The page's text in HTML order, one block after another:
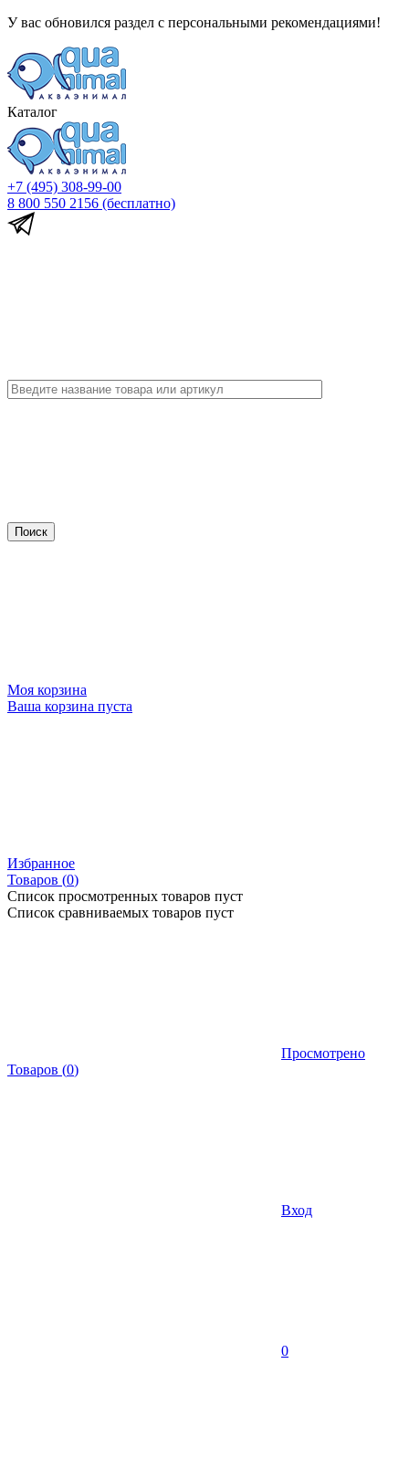
У вас обновился раздел с персональными рекомендациями!
Каталог
+7 (495) 308-99-00
8 800 550 2156 (бесплатно)
Моя корзина
Ваша корзина пуста
Избранное
Товаров (0)
Список просмотренных товаров пуст
Список сравниваемых товаров пуст
Просмотрено
Товаров (0)
Вход
0